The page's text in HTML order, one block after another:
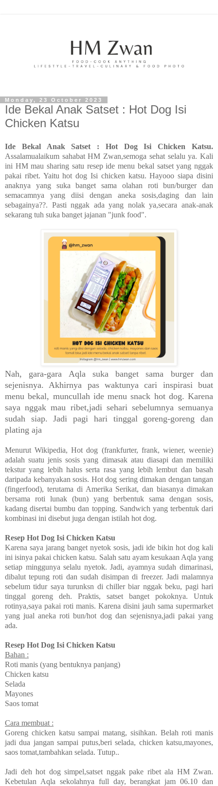
Monday, 23 October 2023
Ide Bekal Anak Satset : Hot Dog Isi
Chicken Katsu
Ide Bekal Anak Satset : Hot Dog Isi Chicken Katsu.
Assalamualaikum sahabat HM Zwan,semoga sehat selalu ya. Kali
ini HM mau sharing satu resep ide menu bekal satset yang nggak
pakai ribet. Yaitu hot dog Isi chicken katsu. Hayooo siapa disini
anaknya yang suka banget sama olahan roti bun/burger dan
semacamnya yang diisi dengan aneka sosis,daging dan lain
sebagainya??. Pasti nggak ada yang nolak ya,secara anak-anak
sekarang tuh suka banget jajanan "junk food".
Nah, gara-gara Aqla suka banget sama burger dan
sejenisnya. Akhirnya pas waktunya cari inspirasi buat
menu bekal, muncullah ide menu snack hot dog. Karena
saya nggak mau ribet,jadi sehari sebelumnya semuanya
sudah siap. Jadi pagi hari tinggal goreng-goreng dan
plating aja
Menurut Wikipedia, Hot dog (frankfurter, frank, wiener, weenie)
adalah suatu jenis sosis yang dimasak atau diasapi dan memiliki
tekstur yang lebih halus serta rasa yang lebih lembut dan basah
daripada kebanyakan sosis. Hot dog sering dimakan dengan tangan
(fingerfood), terutama di Amerika Serikat, dan biasanya dimakan
bersama roti lunak (bun) yang berbentuk sama dengan sosis,
kadang disertai bumbu dan topping. Sandwich yang terbentuk dari
kombinasi ini disebut juga dengan istilah hot dog.
Resep Hot Dog Isi Chicken Katsu
Karena saya jarang banget nyetok sosis, jadi ide bikin hot dog kali
ini isinya pakai chicken katsu. Salah satu ayam kesukaan Aqla yang
setiap minggunya selalu nyetok. Jadi, ayamnya sudah dimarinasi,
dibalut tepung roti dan sudah disimpan di freezer. Jadi malamnya
sebelum tidur saya turunksn di chiller biar nggak beku, pagi hari
tinggal goreng deh. Praktis, satset banget pokoknya. Untuk
rotinya,saya pakai roti manis. Karena disini jauh sama supermarket
yang jual aneka roti bun/hot dog dan sejenisnya,jadi pakai yang
ada.
Resep Hot Dog Isi Chicken Katsu
Bahan :
Roti manis (yang bentuknya panjang)
Chicken katsu
Selada
Mayones
Saos tomat
Cara membuat :
Goreng chicken katsu sampai matang, sisihkan. Belah roti manis
jadi dua jangan sampai putus,beri selada, chicken katsu,mayones,
saos tomat,tambahkan selada. Tutup..
Jadi deh hot dog simpel,satset nggak pake ribet ala HM Zwan.
Kebetulan Aqla sekolahnya full day, berangkat jam 06.10 dan